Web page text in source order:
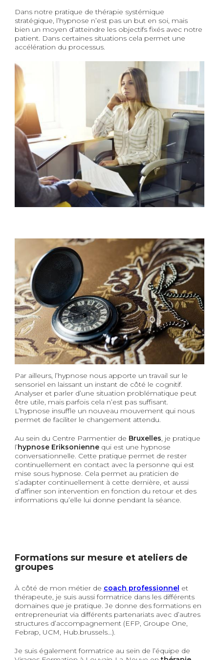
Dans notre pratique de thérapie systémique
stratégique, l’hypnose n’est pas un but en soi, mais
bien un moyen d’atteindre les objectifs fixés avec notre
patient. Dans certaines situations cela permet une
accélération du processus.
Par ailleurs, l’hypnose nous apporte un travail sur le
sensoriel en laissant un instant de côté le cognitif.
Analyser et parler d’une situation problématique peut
être utile, mais parfois cela n’est pas suffisant.
L’hypnose insuffle un nouveau mouvement qui nous
permet de faciliter le changement attendu.
Au sein du Centre Parmentier de Bruxelles, je pratique
l’hypnose Eriksoniennequi est une hypnose
conversationnelle. Cette pratique permet de rester
continuellement en contact avec la personne qui est
mise sous hypnose. Cela permet au praticien de
s’adapter continuellement à cette dernière, et aussi
d’affiner son intervention en fonction du retour et des
informations qu’elle lui donne pendant la séance.
Formations sur mesure et ateliers de
groupes
À côté de mon métier de coach professionnel et
thérapeute, je suis aussi formatrice dans les différents
domaines que je pratique. Je donne des formations en
entrepreneuriat via différents partenariats avec d’autres
structures d’accompagnement (EFP, Groupe One,
Febrap, UCM, Hub.brussels…).
Je suis également formatrice au sein de l’équipe de